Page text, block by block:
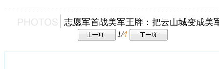
志愿军首战美军王牌：把云山城变成美
1/4